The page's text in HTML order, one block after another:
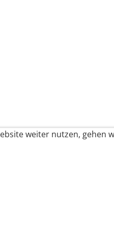
weiter nutzen, gehen